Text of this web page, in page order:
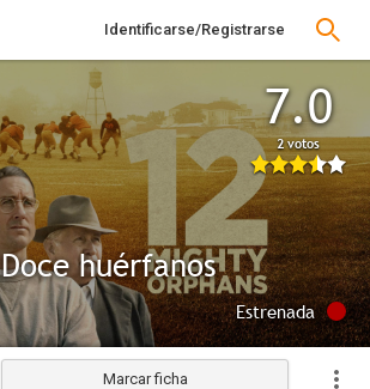
Identificarse/Registrarse
7.0
2 votos
Doce huérfanos
Estrenada
Marcar ficha